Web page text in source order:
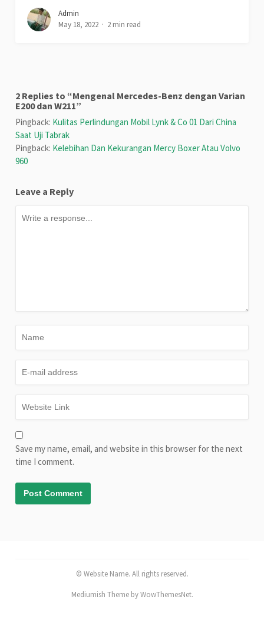
Admin
May 18, 2022
2 min read
2 Replies to “Mengenal Mercedes-Benz dengan Varian
E200 dan W211”
Pingback: Kulitas Perlindungan Mobil Lynk & Co 01 Dari China
Saat Uji Tabrak
Pingback: Kelebihan Dan Kekurangan Mercy Boxer Atau Volvo
960
Leave a Reply
Save my name, email, and website in this browser for the next
time I comment.
© Website Name. All rights reserved.
Mediumish Theme by WowThemesNet.